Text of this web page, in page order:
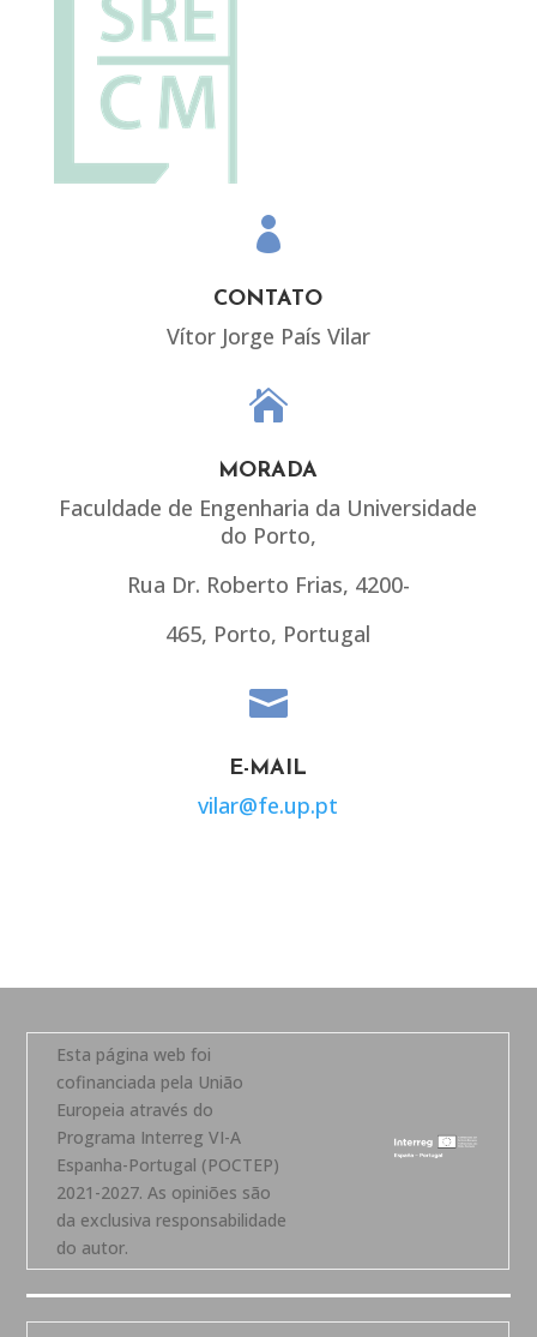

CONTATO
Vítor Jorge País Vilar

MORADA
Faculdade de Engenharia da Universidade
do Porto,
Rua Dr. Roberto Frias, 4200-
465, Porto, Portugal

E-MAIL
vilar@fe.up.pt
Esta página web foi
cofinanciada pela União
Europeia através do
Programa Interreg VI-A
Espanha-Portugal (POCTEP)
2021-2027. As opiniões são
da exclusiva responsabilidade
do autor.